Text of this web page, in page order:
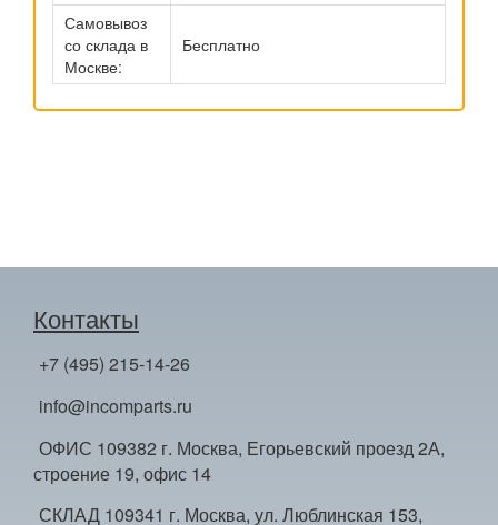
Самовывоз
со склада в
Москве:
Бесплатно
Контакты
+7 (495) 215-14-26
info@incomparts.ru
ОФИС 109382 г. Москва, Егорьевский проезд 2А,
строение 19, офис 14
СКЛАД 109341 г. Москва, ул. Люблинская 153,